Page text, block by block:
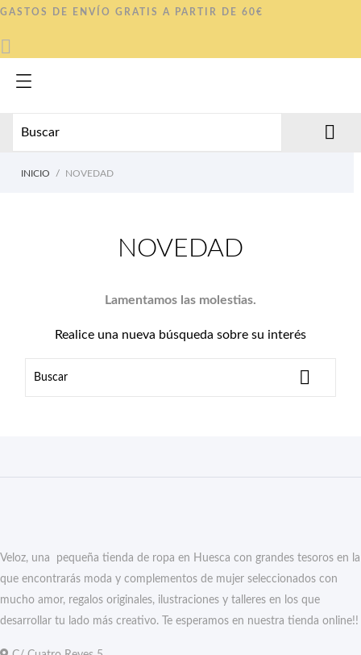
GASTOS DE ENVÍO GRATIS A PARTIR DE 60€


INICIO NOVEDAD
NOVEDAD
Lamentamos las molestias.
Realice una nueva búsqueda sobre su interés

Veloz, una pequeña tienda de ropa en Huesca con grandes tesoros en la
que encontrarás moda y complementos de mujer seleccionados con
mucho amor, regalos originales, ilustraciones y talleres en los que
desarrollar tu lado más creativo. Te esperamos en nuestra tienda online!!